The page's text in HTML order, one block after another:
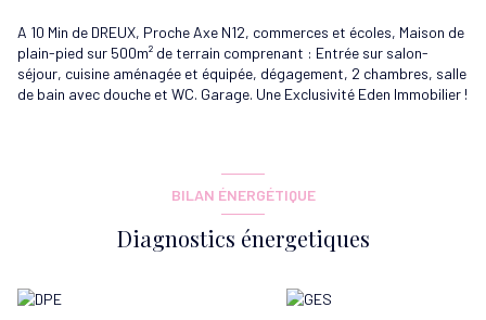
A 10 Min de DREUX, Proche Axe N12, commerces et écoles, Maison de
plain-pied sur 500m² de terrain comprenant : Entrée sur salon-
séjour, cuisine aménagée et équipée, dégagement, 2 chambres, salle
de bain avec douche et WC. Garage. Une Exclusivité Eden Immobilier !
BILAN ÉNERGÉTIQUE
Diagnostics énergetiques